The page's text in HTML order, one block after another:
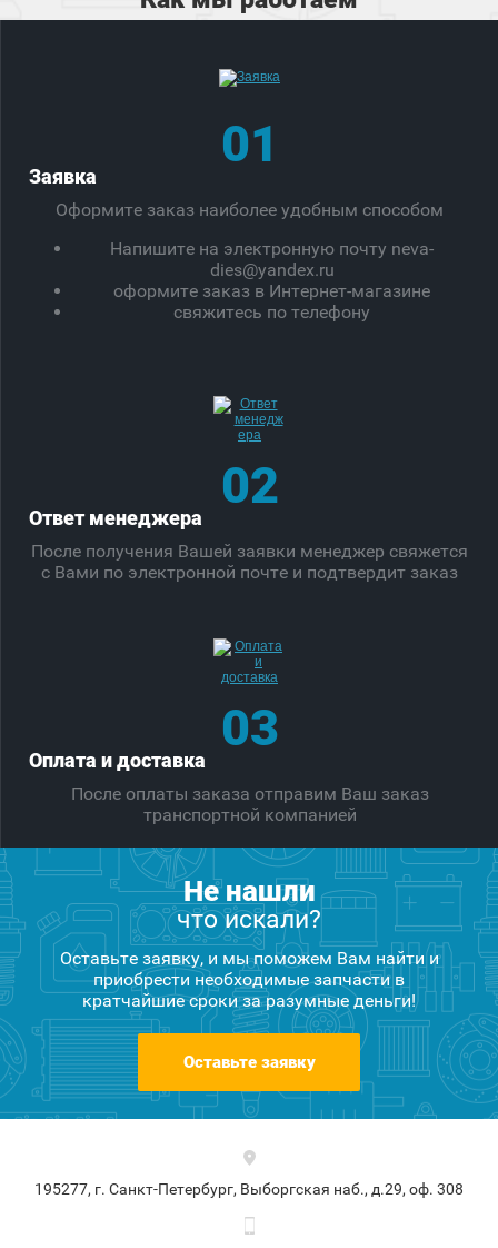
01
Заявка
Оформите заказ наиболее удобным способом
Напишите на электронную почту neva-
dies@yandex.ru
оформите заказ в Интернет-магазине
свяжитесь по телефону
02
Ответ менеджера
После получения Вашей заявки менеджер свяжется
с Вами по электронной почте и подтвердит заказ
03
Оплата и доставка
После оплаты заказа отправим Ваш заказ
транспортной компанией
Не нашли
что искали?
Оставьте заявку, и мы поможем Вам найти и
приобрести необходимые запчасти в
кратчайшие сроки за разумные деньги!
Оставьте заявку
195277, г. Санкт-Петербург, Выборгская наб., д.29, оф. 308